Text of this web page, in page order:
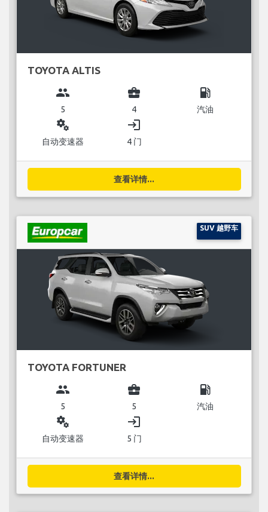
TOYOTA ALTIS
group
5
business_center
4
local_gas_station
汽油
miscellaneous_services
自动变速器
login
4 门
查看详情...
SUV 越野车
TOYOTA FORTUNER
group
5
business_center
5
local_gas_station
汽油
miscellaneous_services
自动变速器
login
5 门
查看详情...